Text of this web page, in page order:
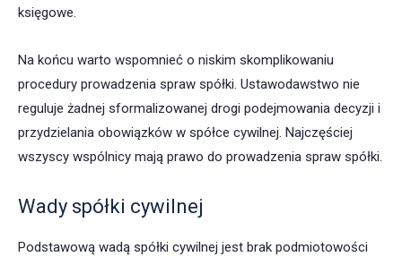
księgowe.
Na końcu warto wspomnieć o niskim skomplikowaniu
procedury prowadzenia spraw spółki. Ustawodawstwo nie
reguluje żadnej sformalizowanej drogi podejmowania decyzji i
przydzielania obowiązków w spółce cywilnej. Najczęściej
wszyscy wspólnicy mają prawo do prowadzenia spraw spółki.
Wady spółki cywilnej
Podstawową wadą spółki cywilnej jest brak podmiotowości